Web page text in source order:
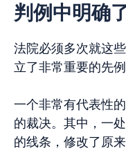
判例中明确
法院必须多次就这
立了非常重要的先
一个非常有代表性
的裁决。其中，一
的线条，修改了原